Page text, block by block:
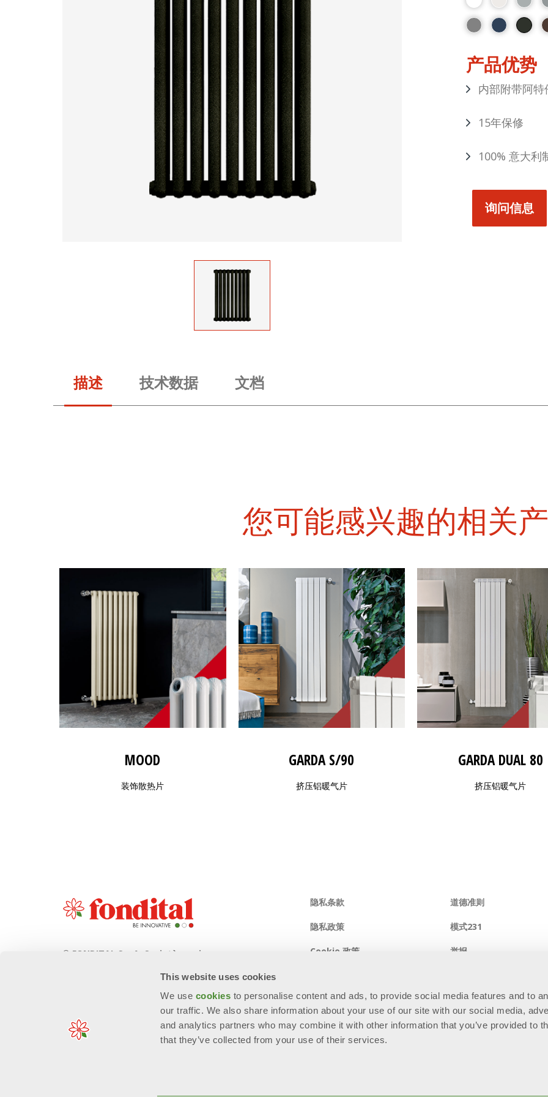
This website uses cookies
We use cookies to personalise content and ads, to provide social media features and to
our traffic. We also share information about your use of our site with our social media,
and analytics partners who may combine it with other information that you’ve provided to
that they’ve collected from your use of their services.
产品优势
内部附带阿
15年保修
100% 意大利
询问信息
描述 技术数据 文档
您可能感兴趣的相关
MOOD
装饰散热片
GARDA S/90
挤压铝暖气片
GARDA DUAL 80
挤压铝暖气片
© FONDITAL S.p.A. Società a unico
Sede Legale e Amministrativa
意大利布雷西亚省沃巴尔诺市Cerreto 路
隐私条款
隐私政策
Cookie 政策
网站地图
道德准则
模式231
举报